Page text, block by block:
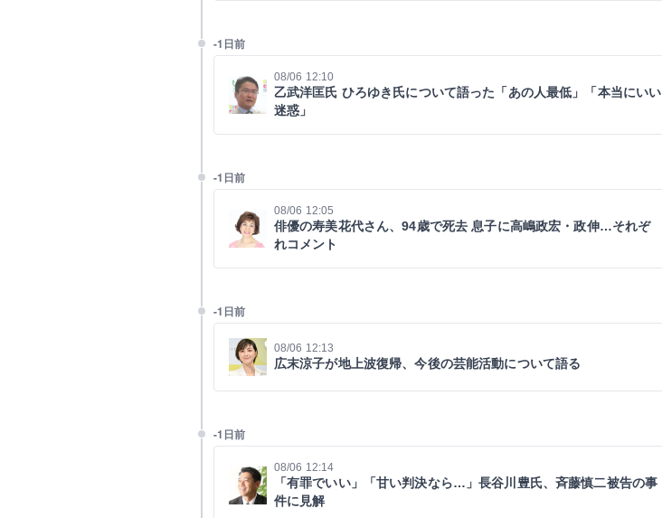
-1日前
08/06 12:10
乙武洋匡氏 ひろゆき氏について語った「あの人最低」「本当にいい
迷惑」
-1日前
08/06 12:05
俳優の寿美花代さん、94歳で死去 息子に高嶋政宏・政伸…それぞ
れコメント
-1日前
08/06 12:13
広末涼子が地上波復帰、今後の芸能活動について語る
-1日前
08/06 12:14
「有罪でいい」「甘い判決なら…」長谷川豊氏、斉藤慎二被告の事
件に見解